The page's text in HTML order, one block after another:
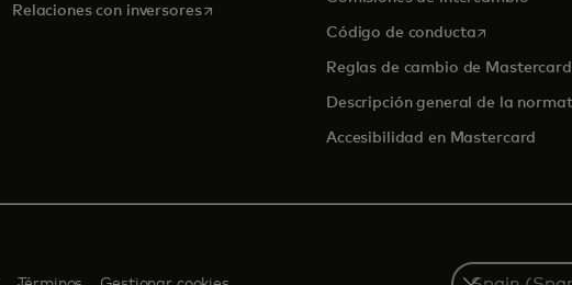
Relaciones con inversoresse abre en una pestaña nueva
Código de conductase abre en
Reglas de cambio de Mastercard
Descripción general de la
Accesibilidad en Mastercard
Select